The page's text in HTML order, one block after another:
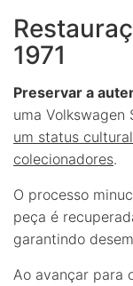
1971
Preservar a
uma Volkswagen
um status
colecionadores.
O processo
peça é
garantindo
Ao avançar para